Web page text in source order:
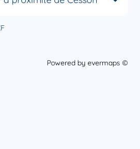
Powered by evermaps ©